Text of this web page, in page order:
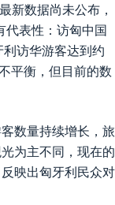
新数据尚未公布，
代表性：访匈中国
访华游客达到约
平衡，但目前的数
数量持续增长，旅
为主不同，现在的
映出匈牙利民众对